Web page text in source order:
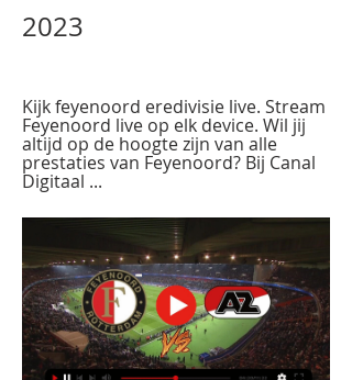
2023
Kijk feyenoord eredivisie live. Stream
Feyenoord live op elk device. Wil jij
altijd op de hoogte zijn van alle
prestaties van Feyenoord? Bij Canal
Digitaal ...